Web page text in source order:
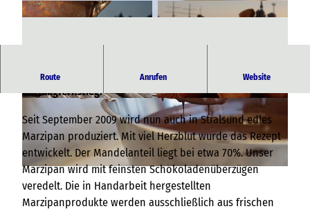
© Stefan Müller |CC-BY-NC-SA
© 2016 Stephan Müller Foto, Stefan Müller |
CC-BY-NC-SA
© Stralsunder Marzipanhaus |CC-BY-NC-SA
Route Anrufen Website
Die Stralsunder Marzipanmanufaktur finden Sie im Hotel
am Jungfernstieg.
Seit September 2009 wird nun auch in Stralsund edles
Marzipan produziert. Mit viel Herzblut wurde das Rezept
entwickelt. Der Mandelanteil liegt bei etwa 70%. Unser
Marzipan wird mit feinsten Schokoladenüberzügen
veredelt. Die in Handarbeit hergestellten
Marzipanprodukte werden ausschließlich aus frischen